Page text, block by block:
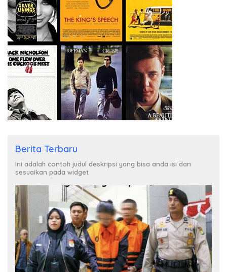
Berita Terbaru
Ini adalah contoh judul deskripsi yang bisa anda isi dan
sesuaikan pada widget